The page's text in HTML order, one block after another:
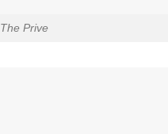
The Prive